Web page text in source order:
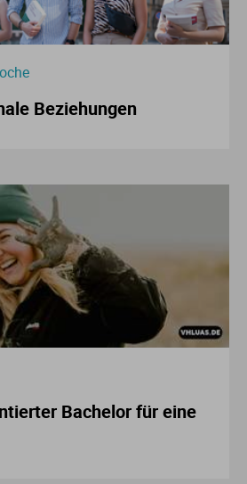
Beziehungen
Bachelor für eine